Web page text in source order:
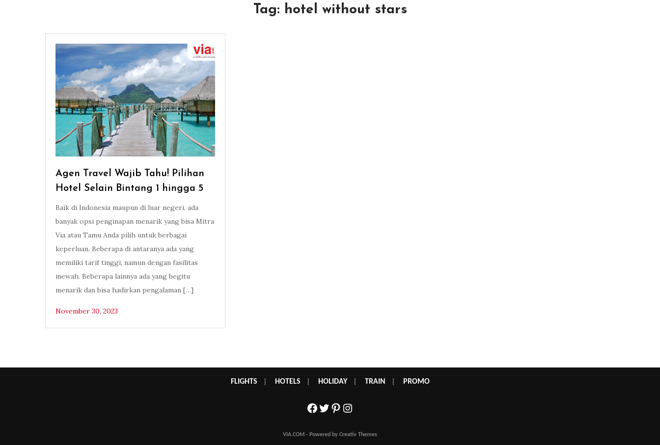
Tag: hotel without stars
Agen Travel Wajib Tahu! Pilihan
Hotel Selain Bintang 1 hingga 5
Baik di Indonesia maupun di luar negeri, ada
banyak opsi penginapan menarik yang bisa Mitra
Via atau Tamu Anda pilih untuk berbagai
keperluan. Beberapa di antaranya ada yang
memiliki tarif tinggi, namun dengan fasilitas
mewah. Beberapa lainnya ada yang begitu
menarik dan bisa hadirkan pengalaman […]
November 30, 2023
FLIGHTS HOTELS HOLIDAY| TRAIN PROMO
Facebook
Twitter
Pinterest
Instagram
VIA.COM - Powered by Creativ Themes